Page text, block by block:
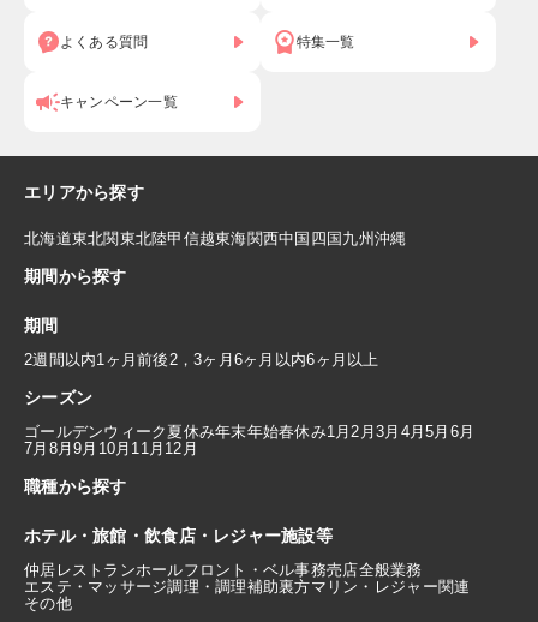
よくある質問 特集一覧
キャンペーン一覧
エリアから探す
北海道東北関東北陸甲信越東海関西中国 四国 九州 沖縄
期間から探す
期間
2週間以内1ヶ月前後2，3ヶ月 6ヶ月以内6ヶ月以上
シーズン
ゴールデンウィーク 夏休み年末年始春休み1月2月3月 4月5月 6月
7月 8月9月 10月 11月 12月
職種から探す
ホテル・旅館・飲食店・レジャー施設等
仲居 レストランホールフロント・ベル事務売店全般業務
エステ・マッサージ調理・調理補助裏方マリン・レジャー関連
その他